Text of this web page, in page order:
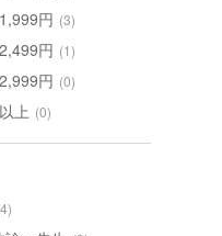
円 (3)
円 (1)
円 (0)
上 (0)